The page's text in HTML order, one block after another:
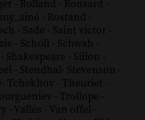
- Rolland - Ronsard -
- Rostand -
- Sade - Saint victor -
- Scholl - Schwab -
- Shakespeare - Silion -
- Stendhal- Stevenson -
- Tchekhov - Theuriet -
- Trollope -
- Vallès - Van offel -